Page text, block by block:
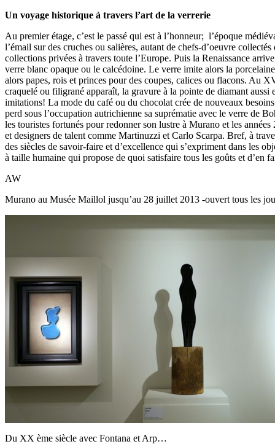
Un voyage historique à travers l’art de la verrerie
Au premier étage, c’est le passé qui est à l’honneur; l’époque
l’émail sur des cruches ou salières, autant de chefs-d’oeuvre collectés
collections privées à travers toute l’Europe. Puis la Renaissance
verre blanc opaque ou le calcédoine. Le verre imite alors la
alors papes, rois et princes pour des coupes, calices ou flacons. Au
craquelé ou filigrané apparaît, la gravure à la pointe de diamant
imitations! La mode du café ou du chocolat crée de nouveaux
perd sous l’occupation autrichienne sa suprématie avec le verre de
les touristes fortunés pour redonner son lustre à Murano et les années
et designers de talent comme Martinuzzi et Carlo Scarpa. Bref, à
des siècles de savoir-faire et d’excellence qui s’expriment dans les
à taille humaine qui propose de quoi satisfaire tous les goûts et d’en
AW
Murano au Musée Maillol jusqu’au 28 juillet 2013 -ouvert tous les
Du XX ème siècle avec Fontana et Arp…